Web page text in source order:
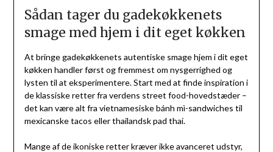
Sådan tager du gadekøkkenets
smage med hjem i dit eget køkken
At bringe gadekøkkenets autentiske smage hjem i dit eget
køkken handler først og fremmest om nysgerrighed og
lysten til at eksperimentere. Start med at finde inspiration i
de klassiske retter fra verdens street food-hovedstæder –
det kan være alt fra vietnamesiske bánh mì-sandwiches til
mexicanske tacos eller thailandsk pad thai.
Mange af de ikoniske retter kræver ikke avanceret udstyr,